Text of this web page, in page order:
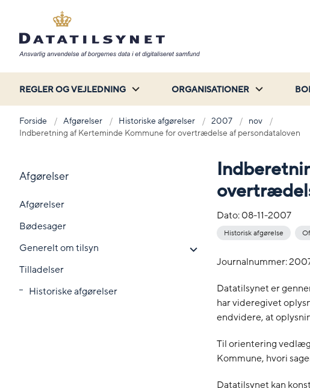
REGLER OG VEJLEDNING ORGANISATIONER
Forside Afgørelser Historiske afgørelser 2007
nov
Indberetning af Kerteminde Kommune for overtrædelse af persondataloven
Afgørelser
Afgørelser
Bødesager
Generelt om tilsyn
Tilladelser
Historiske afgørelser
Dato:08-11-2007
Historisk afgørelse
Journalnummer:
Datatilsynet er
har videregivet
endvidere, at
Til orientering
Kommune, hvori
Datatilsynet kan